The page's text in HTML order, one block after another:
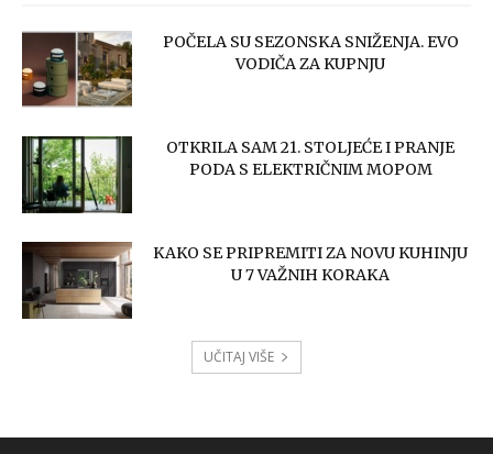
POČELA SU SEZONSKA SNIŽENJA. EVO
VODIČA ZA KUPNJU
OTKRILA SAM 21. STOLJEĆE I PRANJE
PODA S ELEKTRIČNIM MOPOM
KAKO SE PRIPREMITI ZA NOVU KUHINJU
U 7 VAŽNIH KORAKA
UČITAJ VIŠE